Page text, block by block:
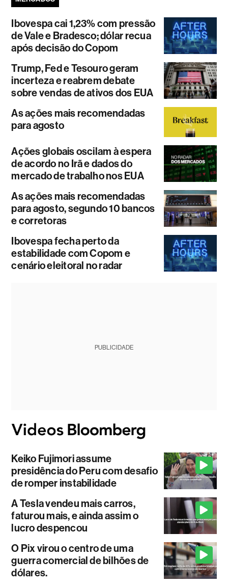
Ibovespa cai 1,23% com pressão
de Vale e Bradesco; dólar recua
após decisão do Copom
Trump, Fed e Tesouro geram
incerteza e reabrem debate
sobre vendas de ativos dos EUA
As ações mais recomendadas
para agosto
Ações globais oscilam à espera
de acordo no Irã e dados do
mercado de trabalho nos EUA
As ações mais recomendadas
para agosto, segundo 10 bancos
e corretoras
Ibovespa fecha perto da
estabilidade com Copom e
cenário eleitoral no radar
PUBLICIDADE
Keiko Fujimori assume
presidência do Peru com desafio
de romper instabilidade
A Tesla vendeu mais carros,
faturou mais, e ainda assim o
lucro despencou
O Pix virou o centro de uma
guerra comercial de bilhões de
dólares.